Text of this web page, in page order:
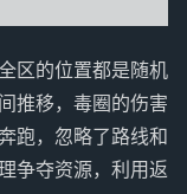
区的位置都是随机
推移，毒圈的伤害
跑，忽略了路线和
争夺资源，利用返